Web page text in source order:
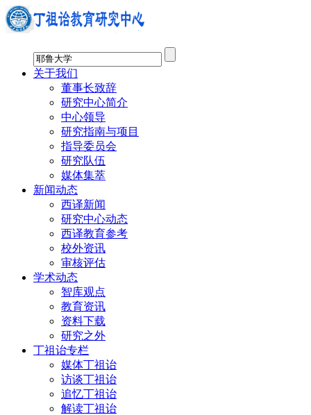
关于我们
董事长致辞
研究中心简介
中心领导
研究指南与项目
指导委员会
研究队伍
媒体集萃
新闻动态
西译新闻
研究中心动态
西译教育参考
校外资讯
审核评估
学术动态
智库观点
教育资讯
资料下载
研究之外
丁祖诒专栏
媒体丁祖诒
访谈丁祖诒
追忆丁祖诒
解读丁祖诒